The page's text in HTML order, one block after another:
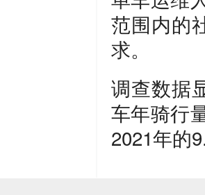
范围内的
求。
调查数据
车年骑行
2021年的